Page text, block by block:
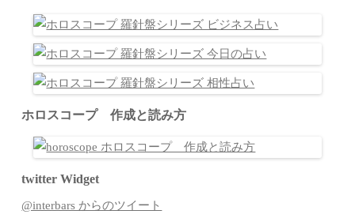
ホロスコープ 作成と読み方
twitter Widget
@interbars からのツイート